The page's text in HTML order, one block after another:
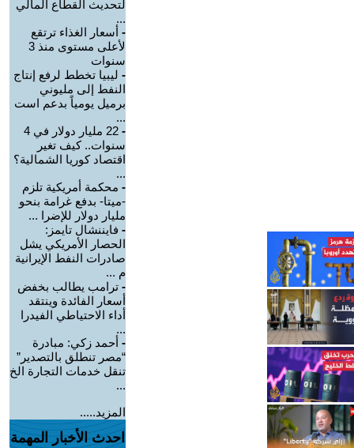
لتحديث القطاع المالي
...
- أسعار الغذاء ترتقع
لأعلى مستوى منذ 3
سنوات
- ليبيا تخطط لرفع إنتاج
النفط إلى مليوني
برميل يومياً بدعم است
...
-
22 مليار دولار في 4
سنوات.. كيف تغير
اقتصاد كوريا الشمالية؟
...
- محكمة أمريكية تلزم
-ميتا- بدفع غرامة بنحو
مليار دولار للإضرا ...
- فايننشال تايمز:
الحصار الأمريكي يشل
صادرات النفط الإيرانية
م ...
- ترامب يطالب بخفض
أسعار الفائدة وينتقد
أداء الاحتياطي الفيدرا
...
- أحمد زكي: مبادرة
“مصر تنطلق بالتصدير”
تنقل خدمات التجارة الخ
...
المزيد.....
احدث الأخبار المهمة